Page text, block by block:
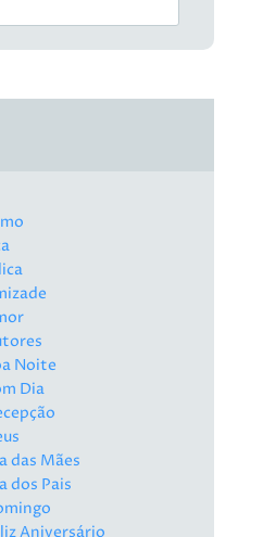
Noite
Dia
das Mães
dos Pais
Aniversário